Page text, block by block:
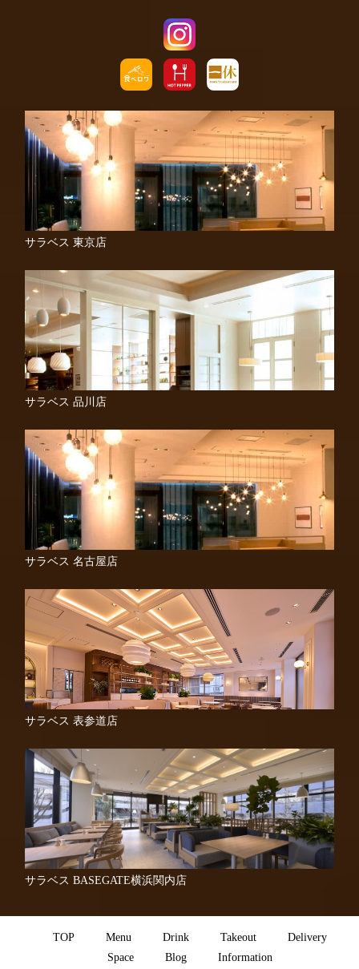
サラベス 東京店
サラベス 品川店
サラベス 名古屋店
サラベス 表参道店
サラベス BASEGATE横浜関内店
TOP Menu Drink Takeout
Delivery
Space
Blog Information